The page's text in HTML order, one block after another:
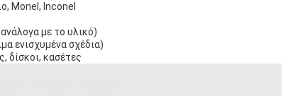
Monel, Inconel
με το υλικό)
ενισχυμένα σχέδια)
δίσκοι, κασέτες